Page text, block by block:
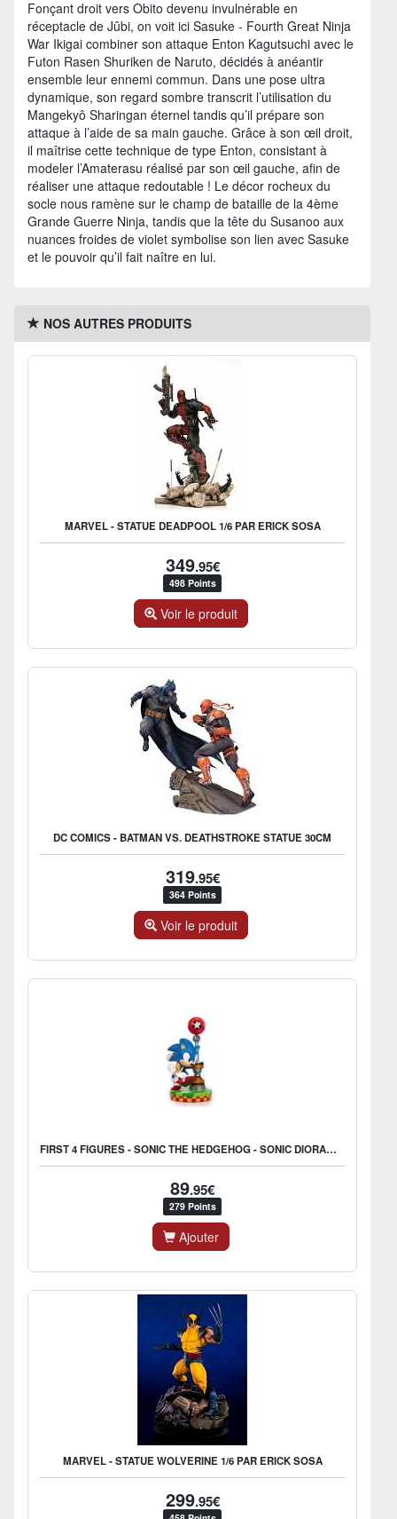
Fonçant droit vers Obito devenu invulnérable en
réceptacle de Jûbi, on voit ici Sasuke - Fourth Great Ninja
War Ikigai combiner son attaque Enton Kagutsuchi avec le
Futon Rasen Shuriken de Naruto, décidés à anéantir
ensemble leur ennemi commun. Dans une pose ultra
dynamique, son regard sombre transcrit l’utilisation du
Mangekyô Sharingan éternel tandis qu’il prépare son
attaque à l’aide de sa main gauche. Grâce à son œil droit,
il maîtrise cette technique de type Enton, consistant à
modeler l’Amaterasu réalisé par son œil gauche, afin de
réaliser une attaque redoutable ! Le décor rocheux du
socle nous ramène sur le champ de bataille de la 4ème
Grande Guerre Ninja, tandis que la tête du Susanoo aux
nuances froides de violet symbolise son lien avec Sasuke
et le pouvoir qu’il fait naître en lui.
NOS AUTRES PRODUITS
MARVEL - STATUE DEADPOOL 1/6 PAR ERICK SOSA
349.95€
498 Points
Voir le produit
DC COMICS - BATMAN VS. DEATHSTROKE STATUE 30CM
319.95€
364 Points
Voir le produit
FIRST 4 FIGURES - SONIC THE HEDGEHOG - SONIC DIORAMA STATUE EDITION STANDARD 26CM
89.95€
279 Points
Ajouter
MARVEL - STATUE WOLVERINE 1/6 PAR ERICK SOSA
299.95€